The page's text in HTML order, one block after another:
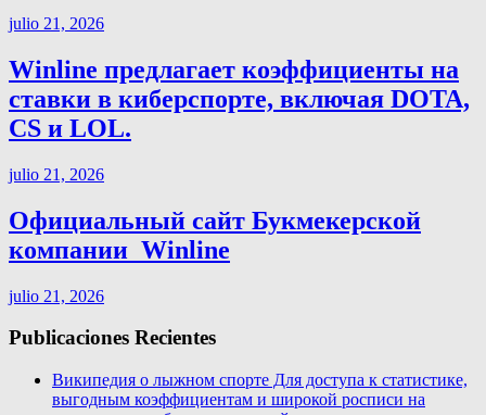
julio 21, 2026
Winline предлагает коэффициенты на
ставки в киберспорте, включая DOTA,
CS и LOL.
julio 21, 2026
Официальный сайт Букмекерской
компании ️ Winline
julio 21, 2026
Publicaciones Recientes
Википедия о лыжном спорте Для доступа к статистике,
выгодным коэффициентам и широкой росписи на